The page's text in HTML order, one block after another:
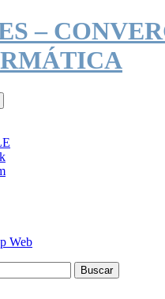
–
Web